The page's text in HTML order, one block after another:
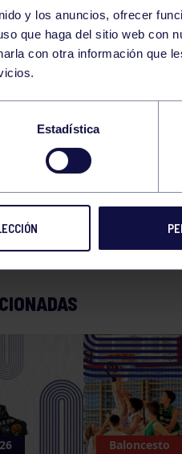
y los anuncios, ofrecer
que haga del sitio web con
con otra información que
Estadística
h RGCC (P6)
–
Baloncesto